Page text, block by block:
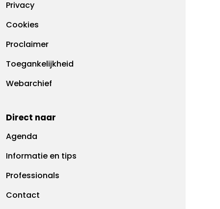
Footermenu
Privacy
Cookies
Proclaimer
Toegankelijkheid
Webarchief
Direct naar
Agenda
Informatie en tips
Professionals
Contact